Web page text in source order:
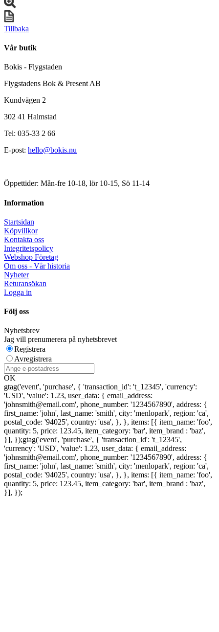
Tillbaka
Vår butik
Bokis - Flygstaden
Flygstadens Bok & Present AB
Kundvägen 2
302 41 Halmstad
Tel: 035-33 2 66
E-post: hello@bokis.nu
Öppettider: Mån-fre 10-18, lör 10-15, Sö 11-14
Information
Startsidan
Köpvillkor
Kontakta oss
Integritetspolicy
Webshop Företag
Om oss - Vår historia
Nyheter
Returansökan
Logga in
Följ oss
Nyhetsbrev
Jag vill prenumerera på nyhetsbrevet
Registrera
Avregistrera
OK
gtag('event', 'purchase', { 'transaction_id': 't_12345', 'currency':
'USD', 'value': 1.23, user_data: { email_address:
'johnsmith@email.com', phone_number: '1234567890', address: {
first_name: 'john', last_name: 'smith', city: 'menlopark', region: 'ca',
postal_code: '94025', country: 'usa', }, }, items: [{ item_name: 'foo',
quantity: 5, price: 123.45, item_category: 'bar', item_brand : 'baz',
}], });gtag('event', 'purchase', { 'transaction_id': 't_12345',
'currency': 'USD', 'value': 1.23, user_data: { email_address:
'johnsmith@email.com', phone_number: '1234567890', address: {
first_name: 'john', last_name: 'smith', city: 'menlopark', region: 'ca',
postal_code: '94025', country: 'usa', }, }, items: [{ item_name: 'foo',
quantity: 5, price: 123.45, item_category: 'bar', item_brand : 'baz',
}], });